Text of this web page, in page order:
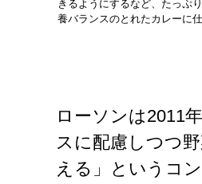
きるようにするなど、たっぷ
養バランスのとれたカレーに仕
ローソンは2011
スに配慮しつつ
える」というコ